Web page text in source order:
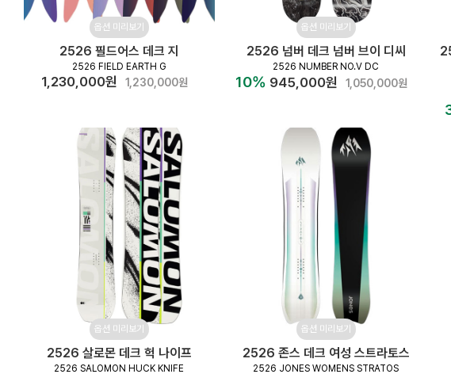
옵션 미리보기
2526 필드어스 데크 지
2526 FIELD EARTH G
1,230,000원 1,230,000원
옵션 미리보기
2526 넘버 데크 넘버 브이 디씨
2526 NUMBER NO.V DC
10% 945,000원 1,050,000원
옵션 미리보기
2526 살로몬 데크 헉 나이프
2526 SALOMON HUCK KNIFE
옵션 미리보기
2526 존스 데크 여성 스트라토스
2526 JONES WOMENS STRATOS